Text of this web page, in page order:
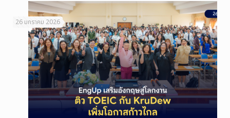
26 มกราคม 2026